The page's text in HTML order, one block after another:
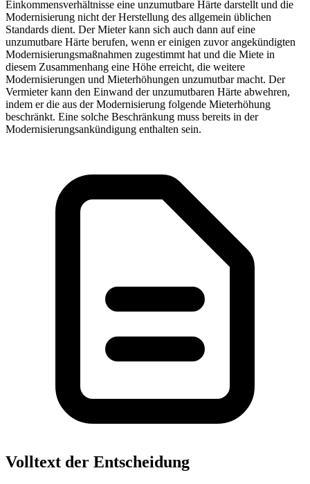
Einkommensverhältnisse eine unzumutbare Härte darstellt und die
Modernisierung nicht der Herstellung des allgemein üblichen
Standards dient. Der Mieter kann sich auch dann auf eine
unzumutbare Härte berufen, wenn er einigen zuvor angekündigten
Modernisierungsmaßnahmen zugestimmt hat und die Miete in
diesem Zusammenhang eine Höhe erreicht, die weitere
Modernisierungen und Mieterhöhungen unzumutbar macht. Der
Vermieter kann den Einwand der unzumutbaren Härte abwehren,
indem er die aus der Modernisierung folgende Mieterhöhung
beschränkt. Eine solche Beschränkung muss bereits in der
Modernisierungsankündigung enthalten sein.
Volltext der Entscheidung